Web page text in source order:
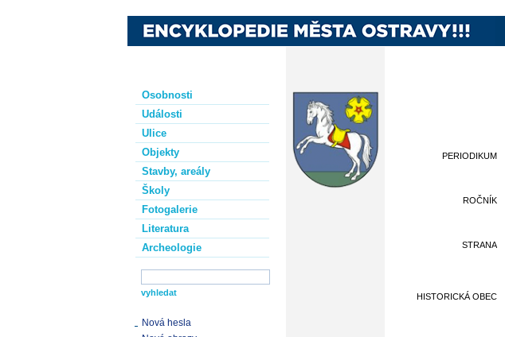
Osobnosti
Události
Ulice
Objekty
Stavby, areály
Školy
Fotogalerie
Literatura
Archeologie
Nová hesla
PERIODIKUM
ROČNÍK
STRANA
HISTORICKÁ OBEC